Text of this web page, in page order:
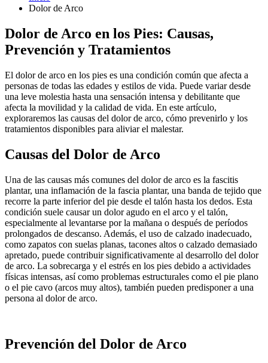
Dolor de Arco
Dolor de Arco en los Pies: Causas,
Prevención y Tratamientos
El dolor de arco en los pies es una condición común que afecta a
personas de todas las edades y estilos de vida. Puede variar desde
una leve molestia hasta una sensación intensa y debilitante que
afecta la movilidad y la calidad de vida. En este artículo,
exploraremos las causas del dolor de arco, cómo prevenirlo y los
tratamientos disponibles para aliviar el malestar.
Causas del Dolor de Arco
Una de las causas más comunes del dolor de arco es la fascitis
plantar, una inflamación de la fascia plantar, una banda de tejido que
recorre la parte inferior del pie desde el talón hasta los dedos. Esta
condición suele causar un dolor agudo en el arco y el talón,
especialmente al levantarse por la mañana o después de períodos
prolongados de descanso. Además, el uso de calzado inadecuado,
como zapatos con suelas planas, tacones altos o calzado demasiado
apretado, puede contribuir significativamente al desarrollo del dolor
de arco. La sobrecarga y el estrés en los pies debido a actividades
físicas intensas, así como problemas estructurales como el pie plano
o el pie cavo (arcos muy altos), también pueden predisponer a una
persona al dolor de arco.
Prevención del Dolor de Arco